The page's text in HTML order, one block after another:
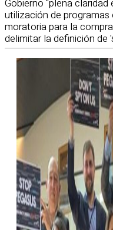
Gobierno “plena
utilización de programas
moratoria para la
delimitar la definición de